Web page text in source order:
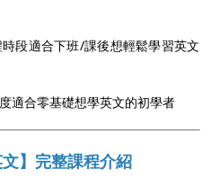
段適合下班/課後想輕鬆學習英文
適合零基礎想學英文的初學者
】完整課程介紹